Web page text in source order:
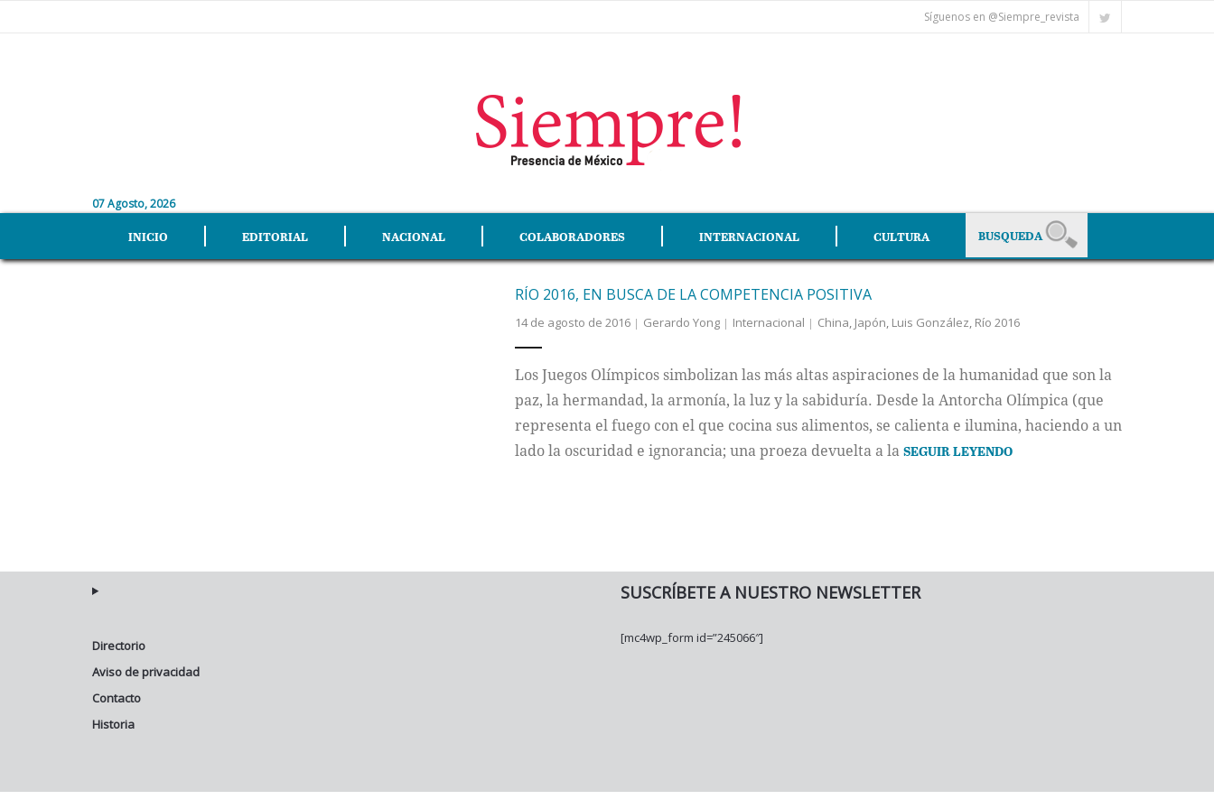
Síguenos en @Siempre_revista
07 Agosto, 2026
INICIO EDITORIAL NACIONAL COLABORADORES INTERNACIONAL CULTURA
RÍO 2016, EN BUSCA DE LA COMPETENCIA POSITIVA
14 de agosto de 2016 Gerardo Yong Internacional China, Japón, Luis González, Río 2016
Los Juegos Olímpicos simbolizan las más altas aspiraciones de la humanidad que son la
paz, la hermandad, la armonía, la luz y la sabiduría. Desde la Antorcha Olímpica (que
representa el fuego con el que cocina sus alimentos, se calienta e ilumina, haciendo a un
lado la oscuridad e ignorancia; una proeza devuelta a laSEGUIR LEYENDO
Directorio
Aviso de privacidad
Contacto
Historia
SUSCRÍBETE A NUESTRO NEWSLETTER
[mc4wp_form id=”245066″]